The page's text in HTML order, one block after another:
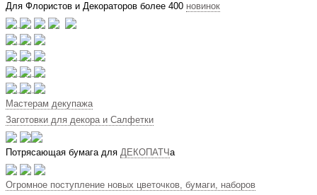
Для Флористов и Декораторов более 400 новинок
Мастерам декупажа
Заготовки для декора и Салфетки
Потрясающая бумага для ДЕКОПАТЧа
Огромное поступление новых цветочков, бумаги, наборов